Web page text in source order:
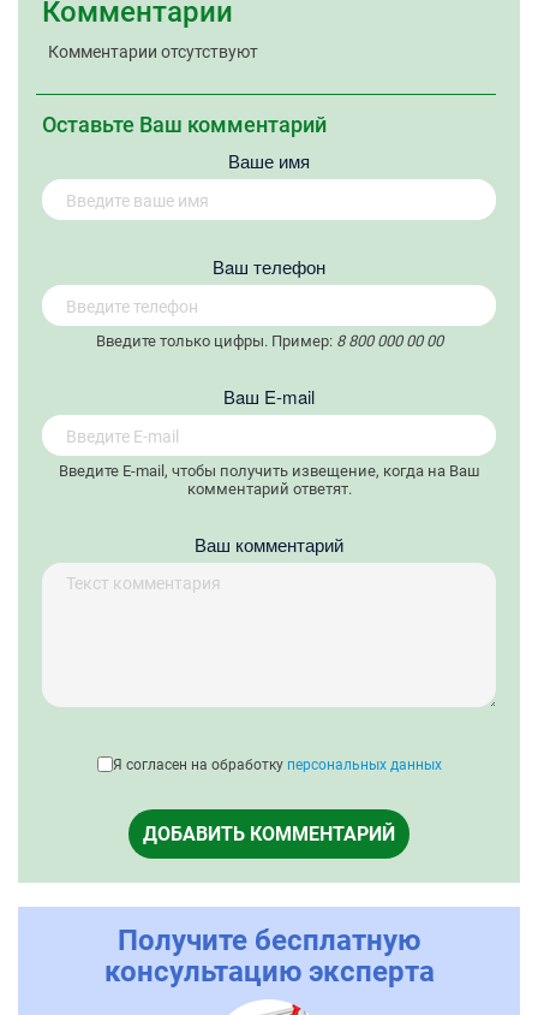
Комментарии
Комментарии отсутствуют
Оставьте Ваш комментарий
Ваше имя
Вaш телефон
Введите только цифры. Пример: 8 800 000 00 00
Вaш E-mail
Введите E-mail, чтобы получить извещение, когда на Ваш
комментарий ответят.
Ваш комментарий
Я согласен на обработку персональных данных
ДОБАВИТЬ КОММЕНТАРИЙ
Получите бесплатную
консультацию эксперта